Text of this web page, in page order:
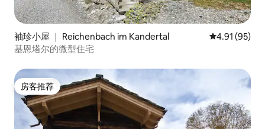
袖珍小屋 ｜ Reichenbach im Kandertal 平均评分
4.91 (95)
基恩塔尔的微型住宅
房客推荐
房客推荐